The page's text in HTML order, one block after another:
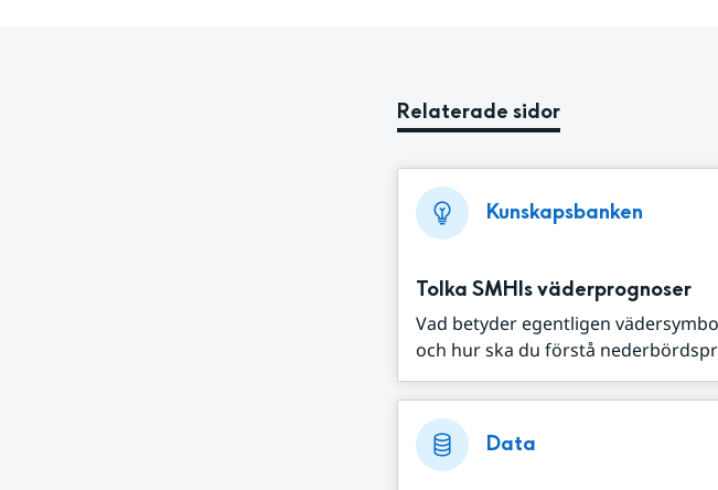
Relaterade sidor
Kunskapsbanken
Tolka SMHIs väderprognoser
Vad betyder egentligen
och hur ska du förstå
Data